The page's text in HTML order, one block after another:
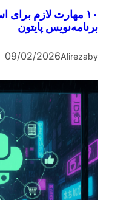
۱۰ مهارت لازم
برنامه‌نویس پایتون
by
Alireza
09/02/2026